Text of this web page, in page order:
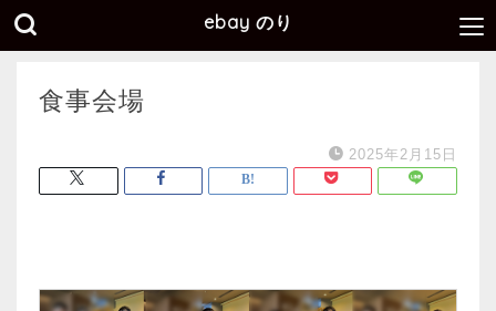
ebay のり
食事会場
2025年2月15日